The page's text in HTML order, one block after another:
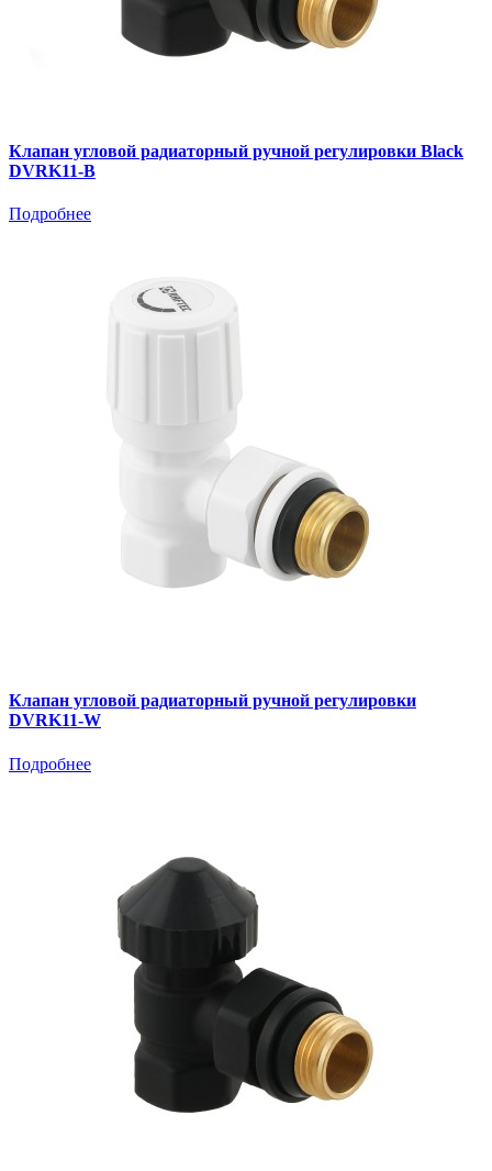
Клапан угловой радиаторный ручной регулировки Black
DVRK11-B
Подробнее
Клапан угловой радиаторный ручной регулировки
DVRK11-W
Подробнее